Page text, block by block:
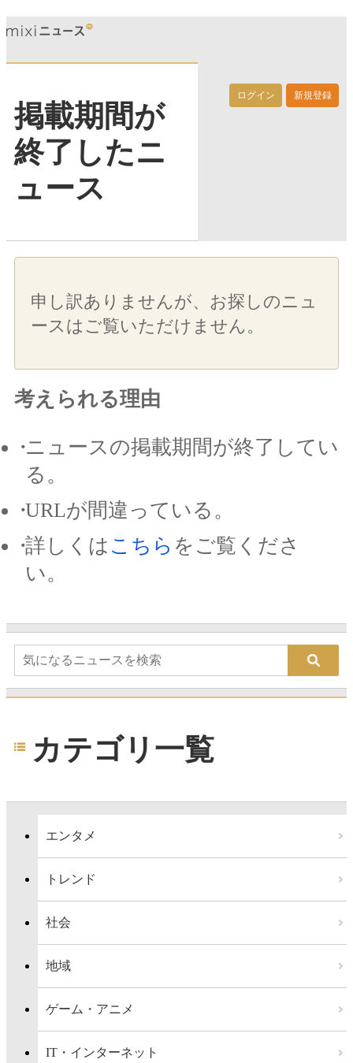
ログイン 新規登録
掲載期間が
終了したニ
ュース
申し訳ありませんが、お探しのニュ
ースはご覧いただけません。
考えられる理由
ニュースの掲載期間が終了してい
る。
URLが間違っている。
詳しくは こちら をご覧くださ
い。
カテゴリ一覧
エンタメ
トレンド
社会
地域
ゲーム・アニメ
IT・インターネット